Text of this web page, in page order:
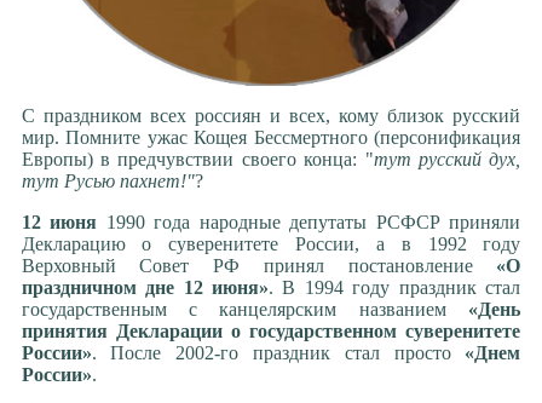
С праздником всех россиян и всех, кому близок русский
мир. Помните ужас Кощея Бессмертного (персонификация
Европы) в предчувствии своего конца: "тут русский дух,
тут Русью пахнет!"?
12 июня 1990 года народные депутаты РСФСР приняли
Декларацию о суверенитете России, а в 1992 году
Верховный Совет РФ принял постановление «О
праздничном дне 12 июня». В 1994 году праздник стал
государственным с канцелярским названием «День
принятия Декларации о государственном суверенитете
России». После 2002-го праздник стал просто «Днем
России».